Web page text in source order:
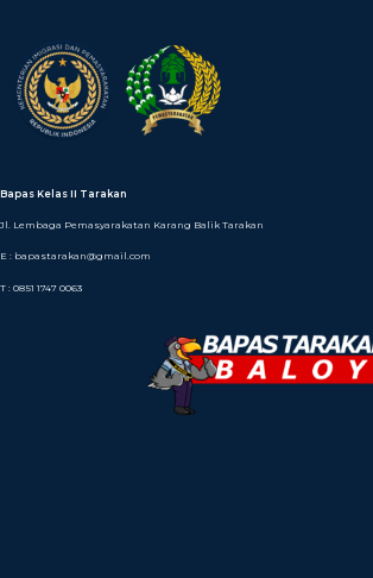
Bapas Kelas II Tarakan
Jl. Lembaga Pemasyarakatan Karang Balik Tarakan
E : bapastarakan@gmail.com
T : 0851 1747 0063